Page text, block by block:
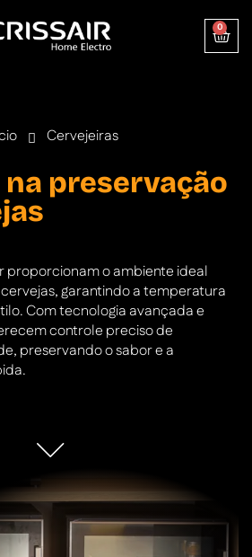
0
Cervejeiras
preservação
proporcionam o ambiente ideal
garantindo a temperatura
Com tecnologia avançada e
controle preciso de
preservando o sabor e a